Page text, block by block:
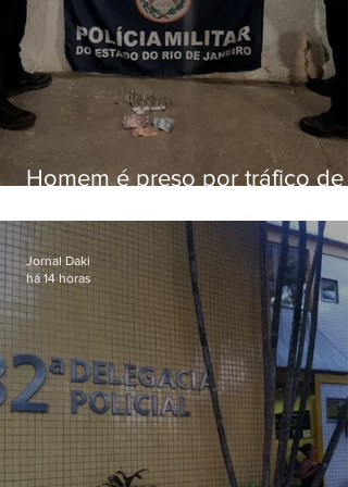
Homem é preso por tráfico de
Jornal Daki
há 14 horas